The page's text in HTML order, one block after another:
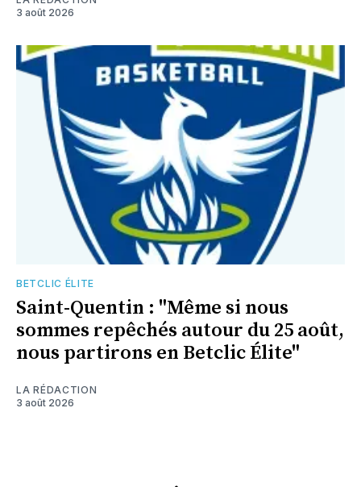
3 août 2026
BETCLIC ÉLITE
Saint-Quentin : "Même si nous
sommes repêchés autour du 25 août,
nous partirons en Betclic Élite"
LA RÉDACTION
3 août 2026